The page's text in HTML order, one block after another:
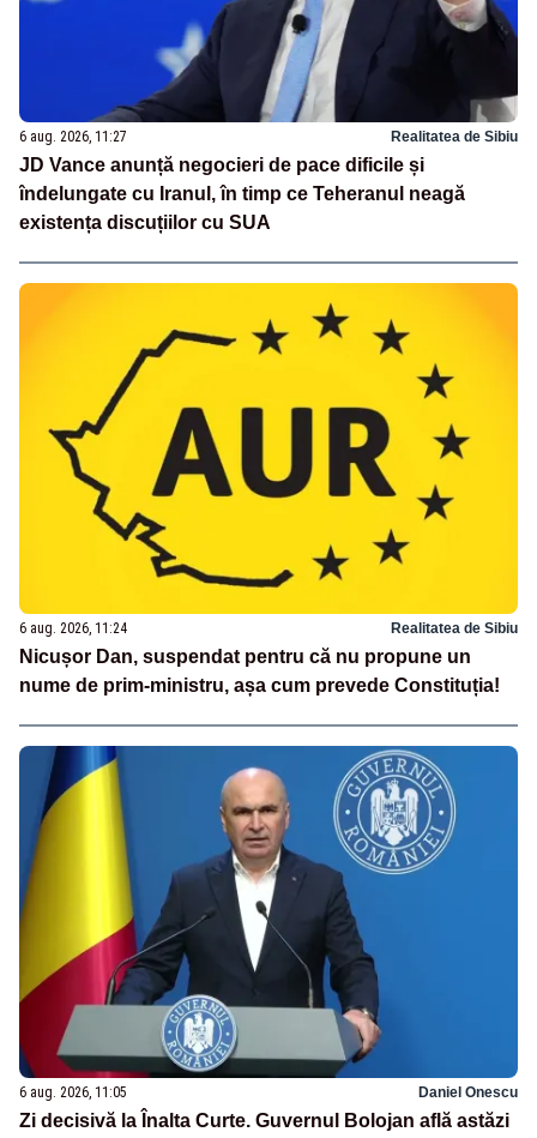
6 aug. 2026, 11:27 Realitatea de Sibiu
JD Vance anunță negocieri de pace dificile și
îndelungate cu Iranul, în timp ce Teheranul neagă
existența discuțiilor cu SUA
6 aug. 2026, 11:24 Realitatea de Sibiu
Nicușor Dan, suspendat pentru că nu propune un
nume de prim-ministru, așa cum prevede Constituția!
6 aug. 2026, 11:05 Daniel Onescu
Zi decisivă la Înalta Curte. Guvernul Bolojan află astăzi